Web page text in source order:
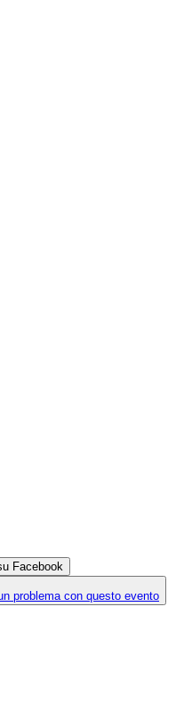
Facebook
problema con questo evento